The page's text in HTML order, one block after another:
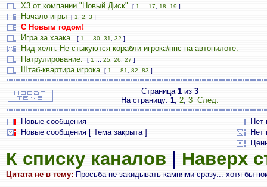
X3 от компании "Новый Диск"
[ 1 17 18 19 ]
Начало игры [ 1 2 3 ]
С Новым годом!
Игра за хаака.
[ 1 30 31 32 ]
Нид хелп. Не стыкуются корабли игрока\нпс на автопилоте.
Патрулирование.
[ 1 25 26 27 ]
Штаб-квартира игрока [ 1 81 82 83 ]
Страница 1 из 3
На страницу: 1, 2, 3 След.
Новые сообщения
Нет
Новые сообщения [ Тема закрыта ]
Нет
К списку каналов Наверх
Цитата не в тему: Просьба не закидывать камнями сразу... хотя бы